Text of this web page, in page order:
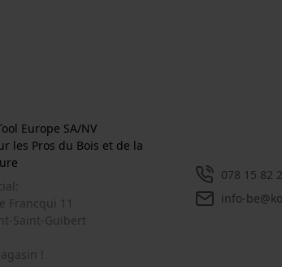
Europe SA/NV
les Pros du Bois et de la
Francqui 11
Saint-Guibert
!
078 15 82
info-